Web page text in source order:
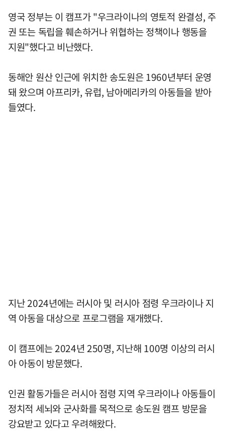
영국 정부는 이 캠프가 "우크라이나의 영토적 완결성, 주
권 또는 독립을 훼손하거나 위협하는 정책이나 행동을
지원"했다고 비난했다.
동해안 원산 인근에 위치한 송도원은 1960년부터 운영
돼 왔으며 아프리카, 유럽, 남아메리카의 아동들을 받아
들였다.
지난 2024년에는 러시아 및 러시아 점령 우크라이나 지
역 아동을 대상으로 프로그램을 재개했다.
이 캠프에는 2024년 250명, 지난해 100명 이상의 러시
아 아동이 방문했다.
인권 활동가들은 러시아 점령 지역 우크라이나 아동들이
정치적 세뇌와 군사화를 목적으로 송도원 캠프 방문을
강요받고 있다고 우려해왔다.